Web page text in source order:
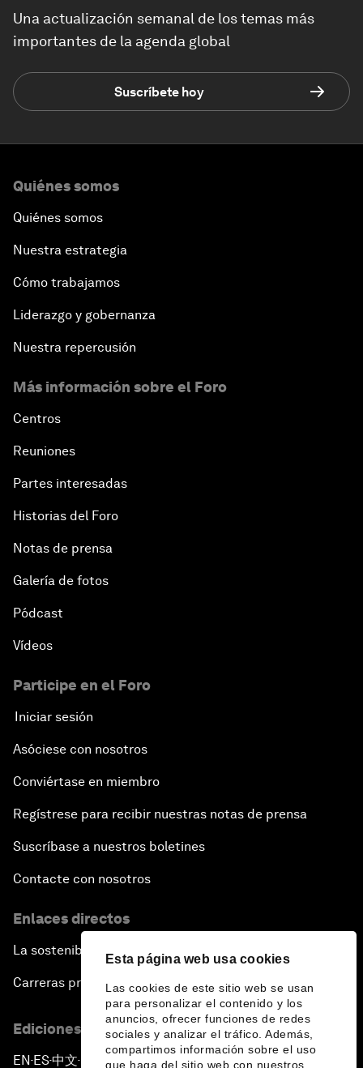
Esta página web usa cookies
Las cookies de este sitio web se usan
para personalizar el contenido y los
anuncios, ofrecer funciones de redes
sociales y analizar el tráfico. Además,
compartimos información sobre el uso
que haga del sitio web con nuestros
Una actualización semanal de los temas más
importantes de la agenda global
Suscríbete hoy
Quiénes somos
Quiénes somos
Nuestra estrategia
Cómo trabajamos
Liderazgo y gobernanza
Nuestra repercusión
Más información sobre el Foro
Centros
Reuniones
Partes interesadas
Historias del Foro
Notas de prensa
Galería de fotos
Pódcast
Vídeos
Participe en el Foro
Iniciar sesión
Asóciese con nosotros
Conviértase en miembro
Regístrese para recibir nuestras notas de prensa
Suscríbase a nuestros boletines
Contacte con nosotros
Enlaces directos
La sostenibilidad en el Foro
Carreras profesionales
Ediciones en otros idiomas
EN ▪ ES▪中文▪ 日本語